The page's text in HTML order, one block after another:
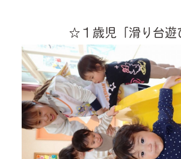
☆１歳児「滑り台遊